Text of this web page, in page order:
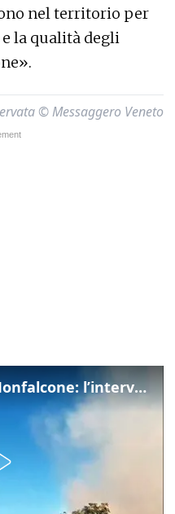
nel territorio per
la qualità degli
© Messaggero Veneto
Incendio tra Duino e Monfalcone: l’intervento dei vigili del fuoco